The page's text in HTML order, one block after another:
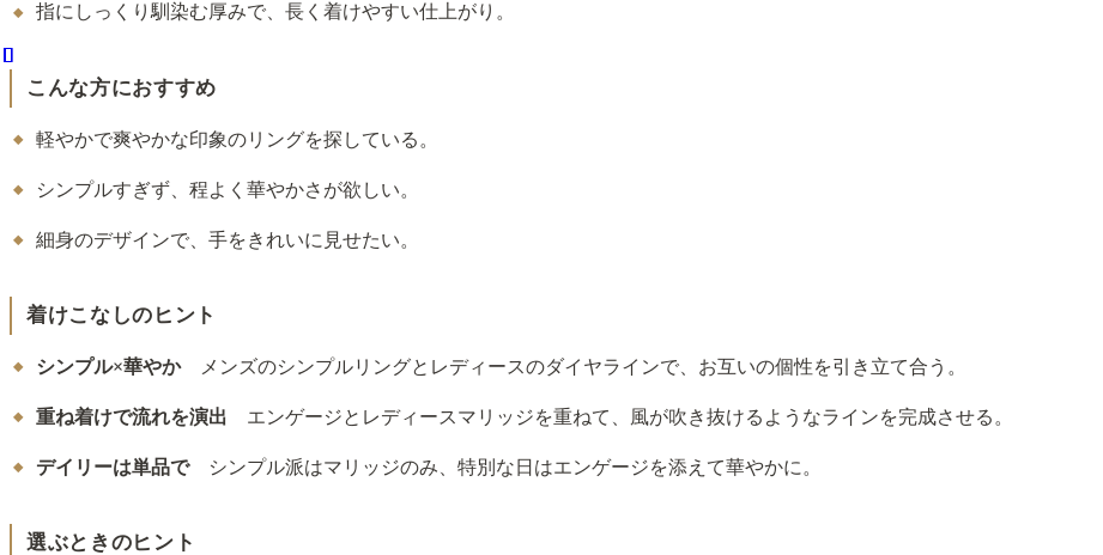
指にしっくり馴染む厚みで、長く着けやすい仕上がり。
こんな方におすすめ
軽やかで爽やかな印象のリングを探している。
シンプルすぎず、程よく華やかさが欲しい。
細身のデザインで、手をきれいに見せたい。
着けこなしのヒント
シンプル×華やかメンズのシンプルリングとレディースのダイヤラインで、お互いの個性を引き立て合う。
重ね着けで流れを演出 エンゲージとレディースマリッジを重ねて、風が吹き抜けるようなラインを完成させる。
デイリーは単品でシンプル派はマリッジのみ、特別な日はエンゲージを添えて華やかに。
選ぶときのヒント